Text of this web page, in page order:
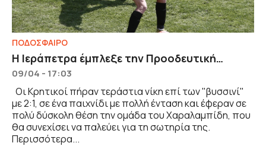
ΠΟΔΟΣΦΑΙΡΟ
Η Ιεράπετρα έμπλεξε την Προοδευτική…
09/04 - 17:03
Oι Κρητικοί πήραν τεράστια νίκη επί των "βυσσινί"
με 2:1, σε ένα παιχνίδι με πολλή ένταση και έφεραν σε
πολύ δύσκολη θέση την ομάδα του Χαραλαμπίδη, που
θα συνεχίσει να παλεύει για τη σωτηρία της.
Περισσότερα...